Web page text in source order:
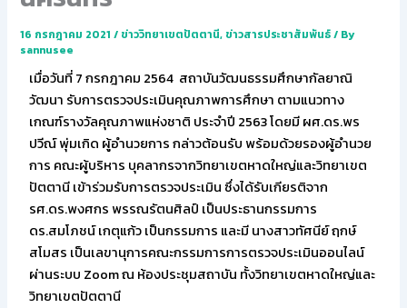
16 กรกฎาคม 2021/ ข่าววิทยาเขตปัตตานี, ข่าวสารประชาสัมพันธ์/ By
sannusee
เมื่อวันที่ 7 กรกฎาคม 2564 สถาบันวัฒนธรรมศึกษากัลยาณิ
วัฒนา รับการตรวจประเมินคุณภาพการศึกษา ตามแนวทาง
เกณฑ์รางวัลคุณภาพแห่งชาติ ประจำปี 2563 โดยมี ผศ.ดร.พร
ปวีณ์ พุ่มเกิด ผู้อำนวยการ กล่าวต้อนรับ พร้อมด้วยรองผู้อำนวย
การ คณะผู้บริหาร บุคลากรจากวิทยาเขตหาดใหญ่และวิทยาเขต
ปัตตานี เข้าร่วมรับการตรวจประเมิน ซึ่งได้รับเกียรติจาก
รศ.ดร.พงศกร พรรณรัตนศิลป์ เป็นประธานกรรมการ
ดร.สมโภชน์ เกตุแก้ว เป็นกรรมการ และมี นางสาวทัศนีย์ ฤกษ์
สโมสร เป็นเลขานุการคณะกรรมการการตรวจประเมินออนไลน์
ผ่านระบบ Zoom ณ ห้องประชุมสถาบัน ทั้งวิทยาเขตหาดใหญ่และ
วิทยาเขตปัตตานี